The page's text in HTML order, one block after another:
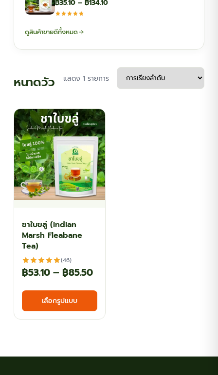
through
฿35.10 – ฿134.10
ดูสินค้าขายดีทั้งหมด
หนาดวัว แสดง 1 รายการ
ชาใบขลู่ (Indian
Marsh Fleabane
Tea)
(46)
฿53.10 – ฿85.50Price
range:
through
เลือกรูปแบบ
This
has
The